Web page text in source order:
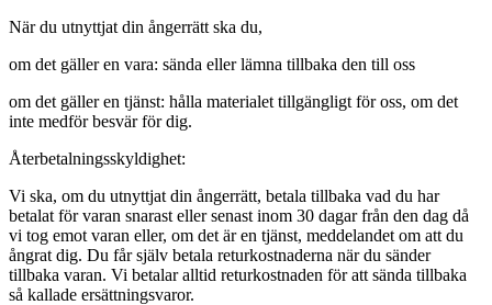
När du utnyttjat din ångerrätt ska du,
om det gäller en vara: sända eller lämna tillbaka den till oss
om det gäller en tjänst: hålla materialet tillgängligt för oss, om det
inte medför besvär för dig.
Återbetalningsskyldighet:
Vi ska, om du utnyttjat din ångerrätt, betala tillbaka vad du har
betalat för varan snarast eller senast inom 30 dagar från den dag då
vi tog emot varan eller, om det är en tjänst, meddelandet om att du
ångrat dig. Du får själv betala returkostnaderna när du sänder
tillbaka varan. Vi betalar alltid returkostnaden för att sända tillbaka
så kallade ersättningsvaror.